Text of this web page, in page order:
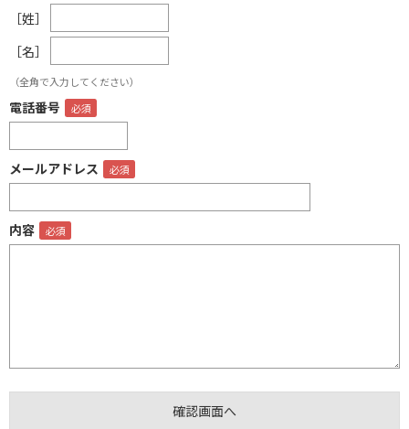
［姓］
［名］
（全角で入力してください）
電話番号
メールアドレス
内容